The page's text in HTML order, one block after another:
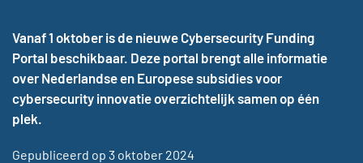
Vanaf 1 oktober is de nieuwe Cybersecurity Funding
Portal beschikbaar. Deze portal brengt alle informatie
over Nederlandse en Europese subsidies voor
cybersecurity innovatie overzichtelijk samen op één
plek.
Gepubliceerd op 3 oktober 2024